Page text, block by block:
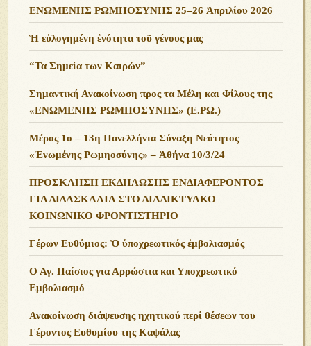
ΕΝΩΜΕΝΗΣ ΡΩΜΗΟΣΥΝΗΣ 25–26 Ἀπριλίου 2026
Ἡ εὐλογημένη ἑνότητα τοῦ γένους μας
“Τα Σημεία των Καιρών”
Σημαντική Ανακοίνωση προς τα Μέλη και Φίλους της
«ΕΝΩΜΕΝΗΣ ΡΩΜΗΟΣΥΝΗΣ» (Ε.ΡΩ.)
Μέρος 1ο – 13η Πανελλήνια Σύναξη Νεότητος
«Ἑνωμένης Ρωμηοσύνης» – Ἀθήνα 10/3/24
ΠΡΟΣΚΛΗΣΗ ΕΚΔΗΛΩΣΗΣ ΕΝΔΙΑΦΕΡΟΝΤΟΣ
ΓΙΑ ΔΙΔΑΣΚΑΛΙΑ ΣΤΟ ΔΙΑΔΙΚΤΥΑΚΟ
ΚΟΙΝΩΝΙΚΟ ΦΡΟΝΤΙΣΤΗΡΙΟ
Γέρων Ευθύμιος: Ὁ ὑποχρεωτικός ἐμβολιασμός
Ο Αγ. Παίσιος για Αρρώστια και Υποχρεωτικό
Εμβολιασμό
Ανακοίνωση διάψευσης ηχητικού περί θέσεων του
Γέροντος Ευθυμίου της Καψάλας